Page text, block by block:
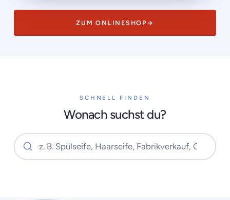
ZUM ONLINESHOP→
SCHNELL FINDEN
Wonach suchst du?